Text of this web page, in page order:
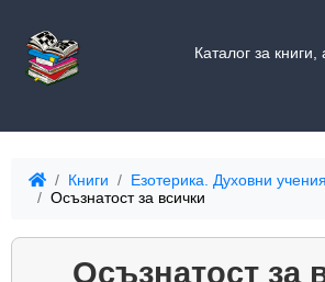
Каталог за книги,
Книги Езотерика. Духовни учения
Осъзнатост за всички
Осъзнатост за